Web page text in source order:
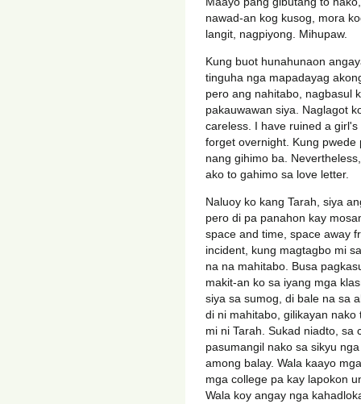
nawad-an kog kusog, mora
langit, nagpiyong. Mihupaw.
Kung buot hunahunaon
tinguha nga mapadayag
pero ang nahitabo, nagbasul
pakauwawan siya. Naglagot
careless. I have ruined a
forget overnight. Kung
nang gihimo ba.
ako to gahimo sa love letter.
Naluoy ko kang Tarah, siya
pero di pa panahon kay
space and time, space away
incident, kung magtagbo mi
na na mahitabo. Busa
makit-an ko sa iyang mga
siya sa sumog, di bale na sa
di ni mahitabo, gilikayan
mi ni Tarah. Sukad niadto, sa
pasumangil nako sa sikyu
among balay. Wala kaayo
mga college pa kay lapokon
Wala koy angay nga